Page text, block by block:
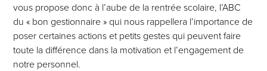
vous propose donc à l’aube de la rentrée scolaire, l’ABC
du « bon gestionnaire » qui nous rappellera l’importance de
poser certaines actions et petits gestes qui peuvent faire
toute la différence dans la motivation et l’engagement de
notre personnel.